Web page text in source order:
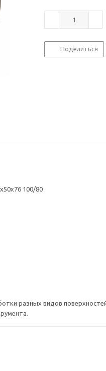
Поделиться
100/80
разных видов